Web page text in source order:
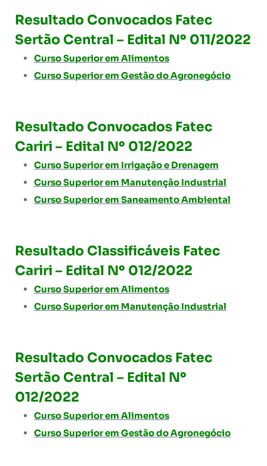
Resultado Convocados Fatec
Sertão Central – Edital Nº 011/2022
Curso Superior em Alimentos
Curso Superior em Gestão do Agronegócio
Resultado Convocados Fatec
Cariri – Edital Nº 012/2022
Curso Superior em Irrigação e Drenagem
Curso Superior em Manutenção Industrial
Curso Superior em Saneamento Ambiental
Resultado Classificáveis Fatec
Cariri – Edital Nº 012/2022
Curso Superior em Alimentos
Curso Superior em Manutenção Industrial
Resultado Convocados Fatec
Sertão Central – Edital Nº
012/2022
Curso Superior em Alimentos
Curso Superior em Gestão do Agronegócio